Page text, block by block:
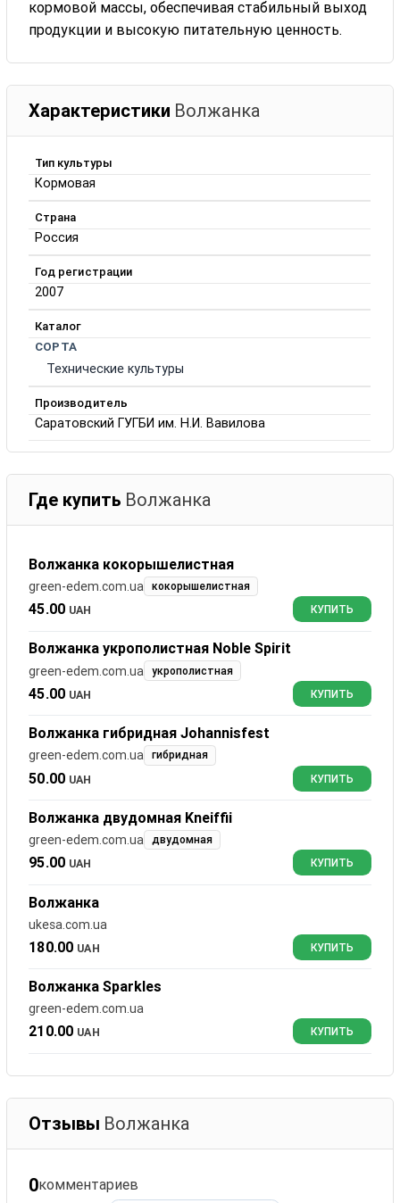
кормовой массы, обеспечивая стабильный выход
продукции и высокую питательную ценность.
Характеристики Волжанка
Тип культуры
Кормовая
Страна
Россия
Год регистрации
2007
Каталог
СОРТА
Технические культуры
Производитель
Саратовский ГУГБИ им. Н.И. Вавилова
Где купить Волжанка
Волжанка кокорышелистная
green-edem.com.ua кокорышелистная
45.00 UAH КУПИТЬ
Волжанка укрополистная Noble Spirit
green-edem.com.ua укрополистная
45.00 UAH КУПИТЬ
Волжанка гибридная Johannisfest
green-edem.com.ua гибридная
50.00 UAH КУПИТЬ
Волжанка двудомная Kneiffii
green-edem.com.ua двудомная
95.00 UAH КУПИТЬ
Волжанка
ukesa.com.ua
180.00 UAH КУПИТЬ
Волжанка Sparkles
green-edem.com.ua
210.00 UAH КУПИТЬ
Отзывы Волжанка
0комментариев